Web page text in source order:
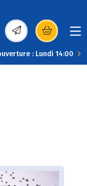
(s’ouvre dans une
: Lundi 14:00